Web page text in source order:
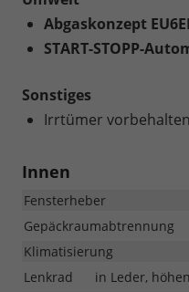
Abgaskonzept
START-STOPP-
Sonstiges
Irrtümer vorbehalten
Innen
Fensterheber
Gepäckraumabtrennung
Klimatisierung
Lenkrad
in Leder,